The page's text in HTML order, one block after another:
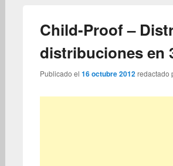
Child-Proof –
distribuciones en
Publicado el16 octubre 2012redactado